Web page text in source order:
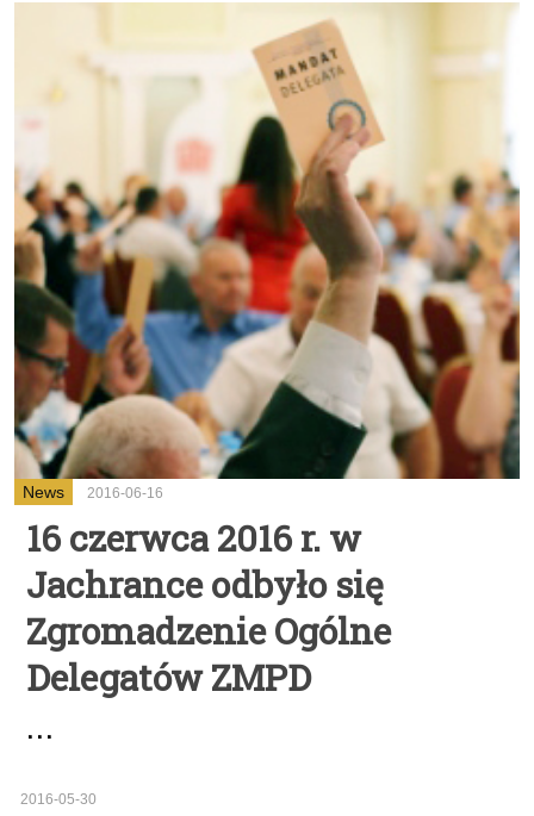
News 2016-06-16
16 czerwca 2016 r. w
Jachrance odbyło się
Zgromadzenie Ogólne
Delegatów ZMPD
...
2016-05-30